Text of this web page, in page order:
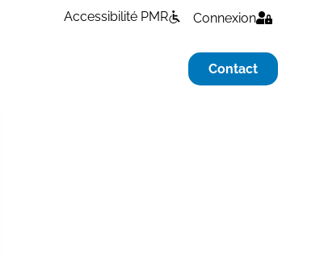
Accessibilité PMR Connexion
Contact